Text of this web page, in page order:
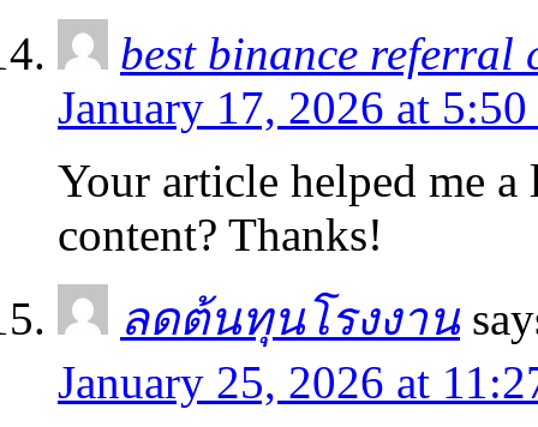
best binance referral
January 17, 2026 at 5:50
Your article helped me
content? Thanks!
ลดต้นทุนโรงงาน
January 25, 2026 at